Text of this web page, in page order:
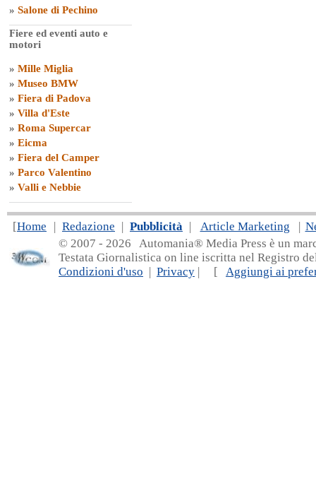
» Salone di Pechino
Fiere ed eventi auto e
motori
» Mille Miglia
» Museo BMW
» Fiera di Padova
» Villa d'Este
» Roma Supercar
» Eicma
» Fiera del Camper
» Parco Valentino
» Valli e Nebbie
[Home | Redazione | Pubblicità | Article Marketing |
© 2007 - 2026 Automania® Media Press è un
Testata Giornalistica on line iscritta nel Registro
Condizioni d'uso | Privacy | [ Aggiungi ai